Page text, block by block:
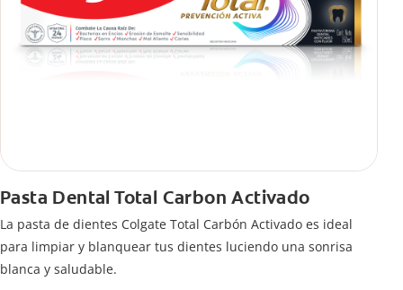
Pasta Dental Total Carbon Activado
La pasta de dientes Colgate Total Carbón Activado es ideal
para limpiar y blanquear tus dientes luciendo una sonrisa
blanca y saludable.